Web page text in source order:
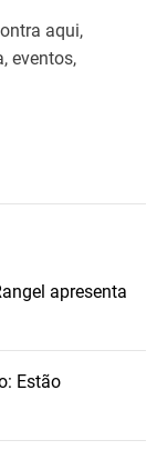
aqui,
eventos,
apresenta
Estão